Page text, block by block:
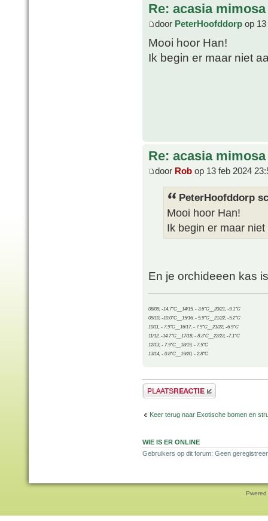
Re: acasia mimosa
door PeterHoofddorp op
Mooi hoor Han!
Ik begin er maar niet
Re: acasia mimosa
door Rob op 13 feb 2024
PeterHoofddorp
Mooi hoor Han!
Ik begin er maar
En je orchideeen kas
08/09, -14.7°C__14/15, - 3.6°C__20/21, -9.1°C
09/10, -10.0°C__15/16, - 5.9°C__21/22, -5.2°C
10/11, - 7.9°C__16/17, - 7.9°C__21/22, -6.9°C
11/12, -14.7°C__17/18, - 8.3°C__22/23, -7.1°C
12/13, - 7.9°C__18/19, - 7.5°C
13/14, - 0.8°C__19/20, - 2.8°C
Plaats een reactie
Keer terug naar Exotische bomen en
WIE IS ER ONLINE
Gebruikers op dit forum: Geen